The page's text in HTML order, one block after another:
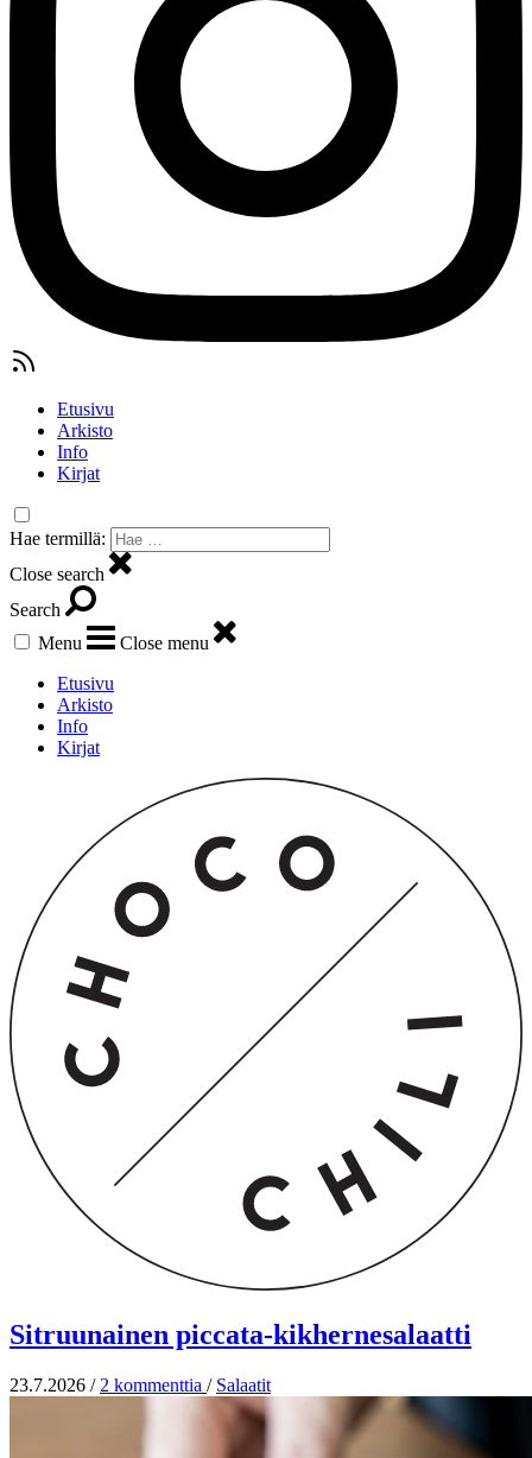
Etusivu
Arkisto
Info
Kirjat
Hae termillä:
Close search
Search
Menu
Close menu
Etusivu
Arkisto
Info
Kirjat
Sitruunainen piccata-kikhernesalaatti
23.7.2026 / 2 kommenttia / Salaatit